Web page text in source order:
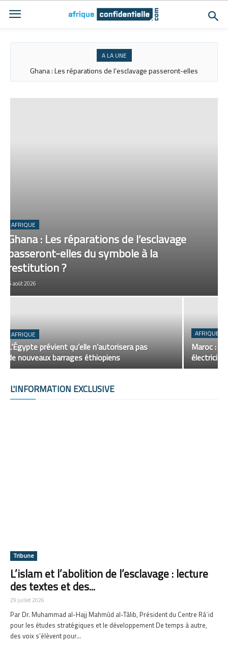
A LA UNE
Ghana : Les réparations de l’esclavage passeront-elles
du symbole à la restitution ?
AFRIQUE
Ghana : Les réparations de l’esclavage
passeront-elles du symbole à la
restitution ?
6 août 2026
AFRIQUE
L’Égypte prévient qu’elle n’autorisera pas
de nouveaux barrages éthiopiens
AFRIQUE
Maroc :
électricité
L'INFORMATION EXCLUSIVE
Tribune
L’islam et l’abolition de l’esclavage : lecture
des textes et des...
29 juillet 2026
Par Dr. Muhammad al-Hajj Mahmûd al-Tâlib, Président du Centre Râʾid
pour les études stratégiques et le développement De temps à autre,
des voix s’élèvent pour...